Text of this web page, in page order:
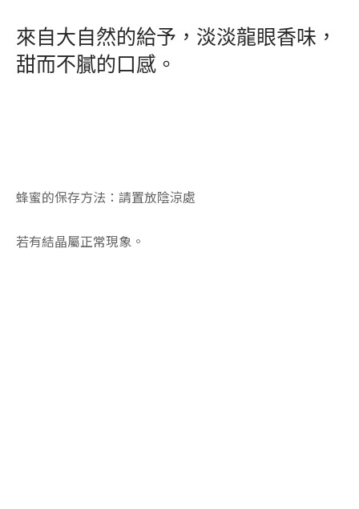
來自大自然的給予，淡淡龍眼香味，
甜而不膩的口感。
蜂蜜的保存方法：請置放陰涼處
若有結晶屬正常現象。